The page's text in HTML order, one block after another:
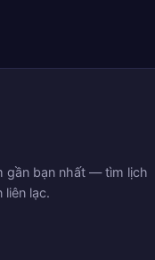
gần bạn nhất — tìm lịch
liên lạc.